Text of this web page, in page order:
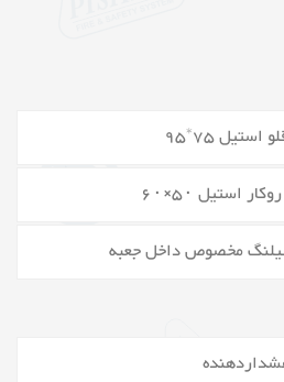
75*95
استیل ۵۰×۶۰
مخصوص داخل جعبه